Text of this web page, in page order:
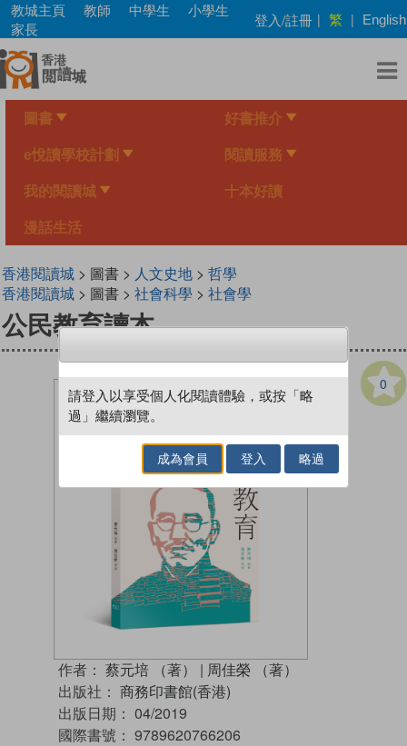
Skip
main
content
教城主頁 教師 中學生
小學生
家長
登入/註冊 | 繁 | English
圖書 好書推介
e悅讀學校計劃 閱讀服務
我的閱讀城 十本好讀
漫話生活
香港閱讀城> 圖書 > 人文史地> 哲學
香港閱讀城> 圖書 > 社會科學 > 社會學
公民教育讀本
0
作者： 蔡元培 （著） | 周佳榮 （著）
出版社： 商務印書館(香港)
出版日期： 04/2019
國際書號： 9789620766206
請登入以享受個人化閱讀體驗，或按「略
過」繼續瀏覽。
成為會員 登入 略過